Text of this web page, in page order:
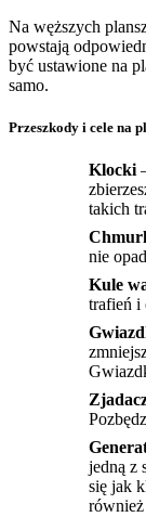
Na węższych
powstają
być ustawione na
samo.
Przeszkody i cele na
Klocki
takich
nie
Kule
trafień i
jedną z
się jak
również